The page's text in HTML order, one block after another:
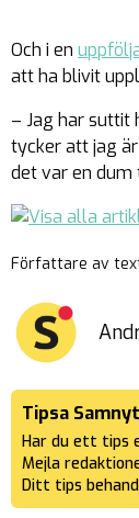
Och i en
att ha blivit
– Jag har suttit
tycker att jag
det var en dum
Författare av
Tipsa
Har du ett tips
Mejla
Ditt tips